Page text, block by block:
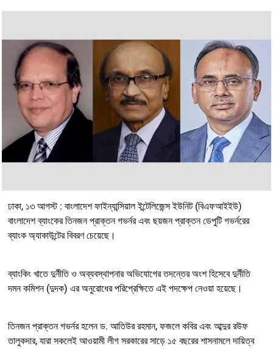
ঢাকা, ১৩ আগস্ট : বাংলাদেশ ফাইন্যান্সিয়াল ইন্টেলিজেন্স ইউনিট (বিএফআইইউ)
বাংলাদেশ ব্যাংকের তিনজন প্রাক্তন গভর্নর এবং ছয়জন প্রাক্তন ডেপুটি গভর্নরের
ব্যাংক অ্যাকাউন্টের বিবরণ চেয়েছে।
ব্যাংকিং খাতে দুর্নীতি ও অব্যবস্থাপনার অভিযোগের তদন্তের অংশ হিসেবে দুর্নীতি
দমন কমিশন (দুদক) এর অনুরোধের পরিপ্রেক্ষিতে এই পদক্ষেপ নেওয়া হয়েছে।
তিনজন প্রাক্তন গভর্নর হলেন ড. আতিউর রহমান, ফজলে কবির এবং আব্দুর রউফ
তালুকদার, যারা সকলেই আওয়ামী লীগ সরকারের সাড়ে ১৫ বছরের শাসনামলে দায়িত্ব